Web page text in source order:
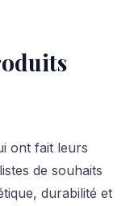
ont fait leurs
de souhaits
durabilité et